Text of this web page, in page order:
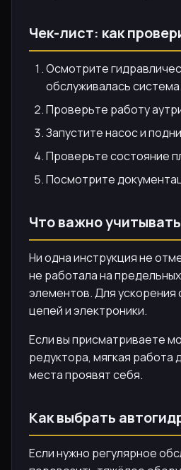
Чек-лист: как
Осмотрите
обслуживалась система.
Проверьте работу
Запустите насос и
Проверьте состояние
Посмотрите
Что важно
Ни одна инструкция не
не работала на
элементов. Для
цепей и электроники.
Если вы присматриваете
редуктора, мягкая работа
места проявят себя.
Как выбрать
Если нужно регулярное